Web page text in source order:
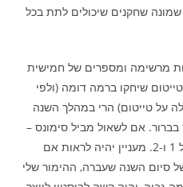
שחקנים שיכולים לתת בכל
מרשימה ומספרים של חמישית
שיחקו ברמה דומה (ולפי
על טייטום) הרי במהלך השנה
בברור. אם לשאול מביל סימונס –
זה כבר לא מקרה 1A ו-1B, אלא של 1 ו-2. מעניין יהיה לראות אם
של סיום השנה שעברה, ההימור שלי